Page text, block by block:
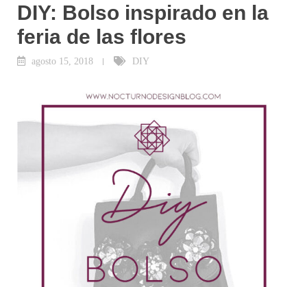
DIY: Bolso inspirado en la
feria de las flores
agosto 15, 2018 DIY